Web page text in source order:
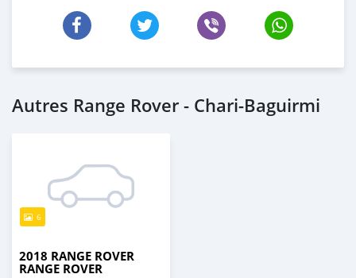
Autres Range Rover - Chari-Baguirmi
6
2018 RANGE ROVER
RANGE ROVER